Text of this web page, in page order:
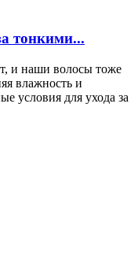
тонкими...
и наши волосы тоже
влажность и
условия для ухода за